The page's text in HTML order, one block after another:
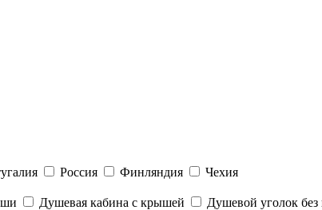
Россия Финляндия
Чехия
Душевая кабина с крышей Душевой уголок без